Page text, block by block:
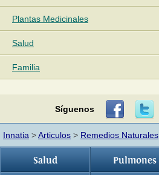
Plantas Medicinales
Salud
Familia
Síguenos
Innatia >Articulos > Remedios Naturales
Salud Pulmones